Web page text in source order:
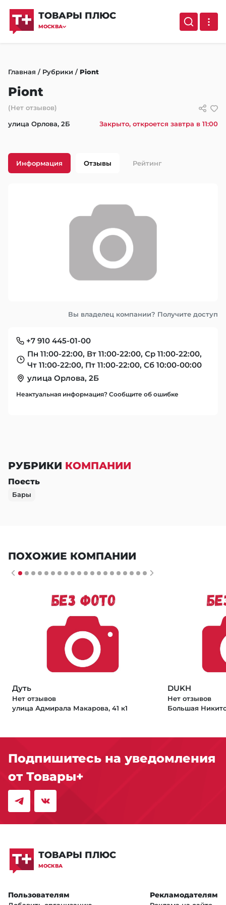
ТОВАРЫ ПЛЮС
МОСКВА
Главная / Рубрики / Piont
Piont
(Нет отзывов)
улица Орлова, 2Б
Закрыто, откроется завтра в 11:00
Информация Отзывы Рейтинг
Вы владелец компании? Получите доступ
+7 910 445-01-00
Пн 11:00-22:00, Вт 11:00-22:00, Ср 11:00-22:00,
Чт 11:00-22:00, Пт 11:00-22:00, Сб 10:00-00:00
улица Орлова, 2Б
Неактуальная информация? Сообщите об ошибке
РУБРИКИ КОМПАНИИ
Поесть
Бары
ПОХОЖИЕ КОМПАНИИ
Дуть
Нет отзывов
улица Адмирала Макарова, 41 к1
DUKH
Нет отзывов
Большая
Подпишитесь на уведомления
от Товары+
ТОВАРЫ ПЛЮС
МОСКВА
Пользователям Рекламодателям